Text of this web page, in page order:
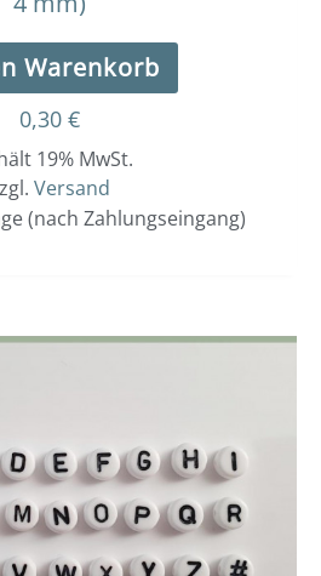
Warenkorb
0,30 €
19% MwSt.
Versand
(nach Zahlungseingang)